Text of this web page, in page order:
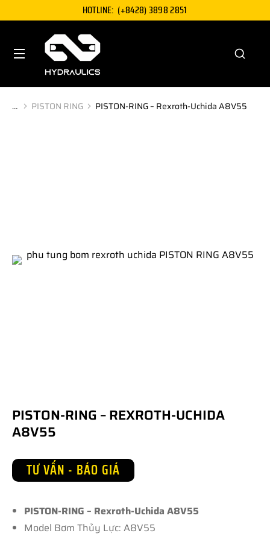
HOTLINE: (+8428) 3898 2851
You are here:
PISTON RING PISTON-RING – Rexroth-Uchida A8V55
PISTON-RING – REXROTH-UCHIDA
A8V55
TƯ VẤN - BÁO GIÁ
PISTON-RING – Rexroth-Uchida A8V55
Model Bơm Thủy Lực: A8V55